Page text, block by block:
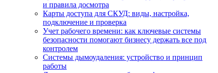
и правила досмотра
Карты доступа для СКУД: виды, настройка,
подключение и проверка
Учет рабочего времени: как ключевые системы
безопасности помогают бизнесу держать все под
контролем
Системы дымоудаления: устройство и принцип
работы